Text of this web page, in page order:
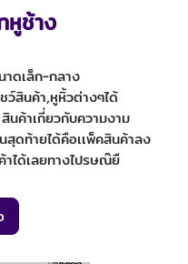
หูช้าง
าดเล็ก-กลาง
ว์สินค้า,หูหิ้วต่างๆได้
นค้าเกี่ยวกับความงาม
ดท้ายได้คือเเพ็คสินค้าลง
าได้เลยทางไปรษณ๊ยื